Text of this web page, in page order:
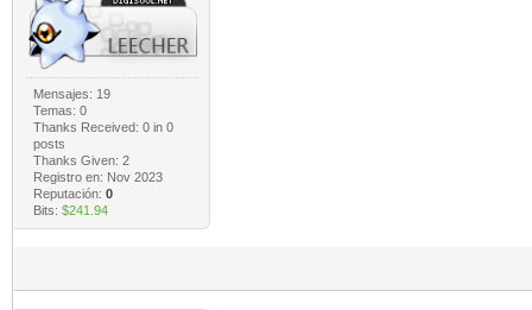
Mensajes: 19
Temas: 0
Thanks Received: 0in 0
posts
Thanks Given: 2
Registro en: Nov 2023
Reputación: 0
Bits: $241.94